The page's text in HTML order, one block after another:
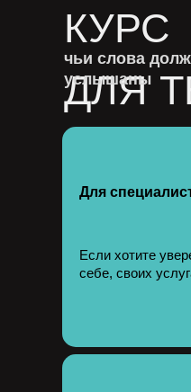
КУРС
ДЛЯ
Для
Если хотите
себе, своих
чьи слова
услышаны